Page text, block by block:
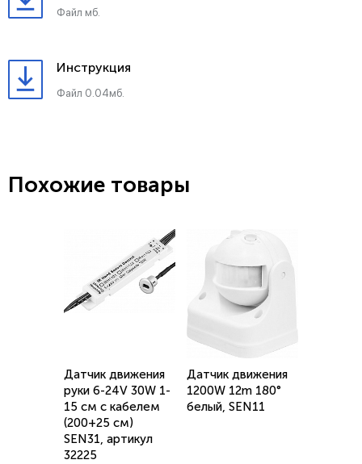
Файл мб.
Инструкция
Файл 0.04мб.
Похожие товары
Датчик движения
руки 6-24V 30W 1-
15 см с кабелем
(200+25 см)
SEN31, артикул
32225
Датчик движения
1200W 12m 180°
белый, SEN11